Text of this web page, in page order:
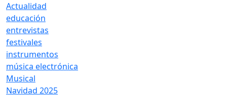
Actualidad
educación
entrevistas
festivales
instrumentos
música electrónica
Musical
Navidad 2025